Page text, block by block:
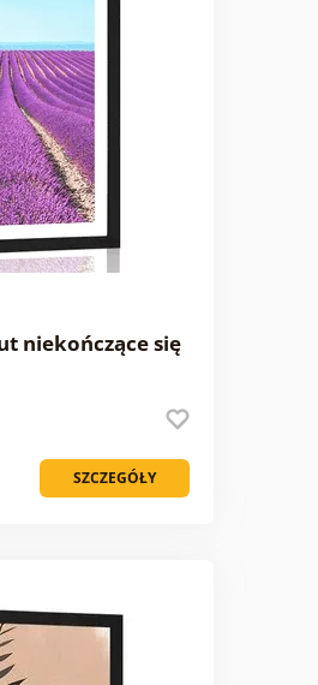
niekończące się
SZCZEGÓŁY